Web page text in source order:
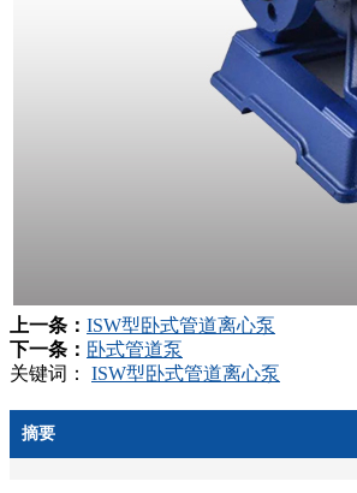
上一条： ISW型卧式管道离心泵
下一条： 卧式管道泵
关键词： ISW型卧式管道离心泵
摘要